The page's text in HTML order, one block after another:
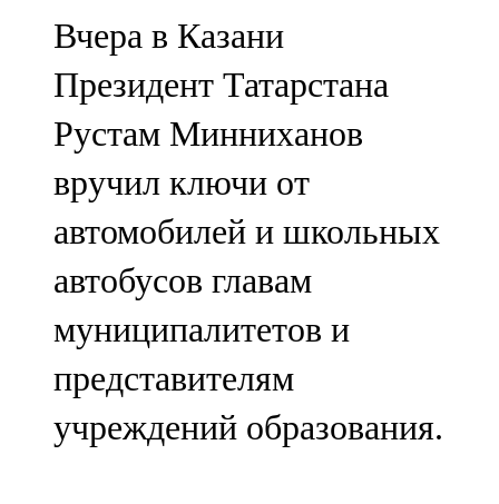
Минзәлә
107,3 FM
Мөслим
100,0 FM
Нурлат
104,7 FM
Олы Әтнә
71,42 FM
Сарман
Вчера в Казани
Президент Татарстана
Рустам Минниханов
вручил ключи от
автомобилей и школьных
автобусов главам
муниципалитетов и
представителям
учреждений образования.